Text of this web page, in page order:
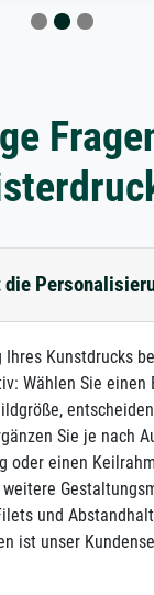
Ihres Kunstdrucks
Wählen Sie einen
Sie je nach
oder einen
und
ist unser